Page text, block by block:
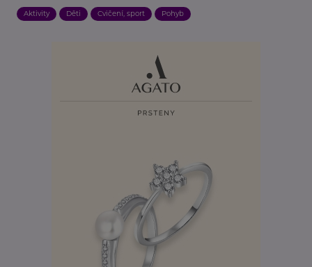
Aktivity Děti Cvičení, sport Pohyb